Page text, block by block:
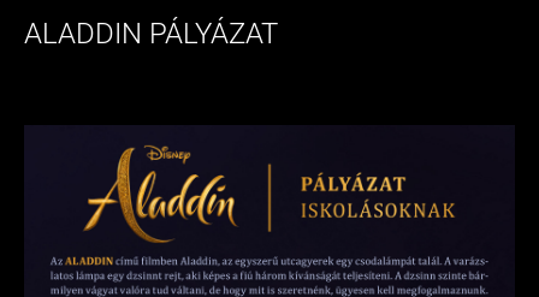
ALADDIN PÁLYÁZAT